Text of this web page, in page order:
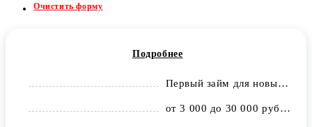
Очистить форму
Подробнее
Первый займ для новых клиентов - 0% (до 0,68% в день; для повторных – до 0,8% в день)
от 3 000 до 30 000 рублей